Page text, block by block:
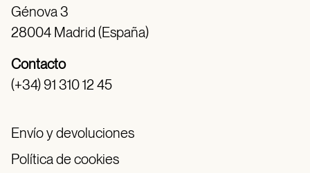
Génova 3
28004 Madrid (España)
Contacto
(+34) 91 310 12 45
Envío y devoluciones
Política de cookies